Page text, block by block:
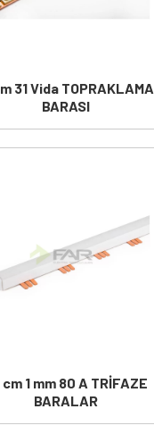
31 Vida TOPRAKLAMA
BARASI
cm 1 mm 80 A TRİFAZE
BARALAR